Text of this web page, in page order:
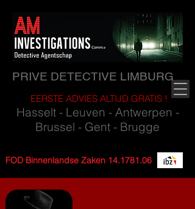
PRIVE DETECTIVE LIMBURG
EERSTE ADVIES ALTIJD GRATIS !
Hasselt - Leuven - Antwerpen -
Brussel - Gent - Brugge
FOD Binnenlandse Zaken 14.1781.06